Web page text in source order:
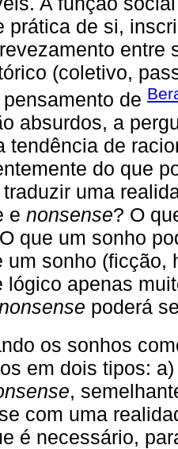
prática de si,
entre
(coletivo,
de
absurdos, a
tendência de
do que
uma
e nonsense? O
que um sonho
um sonho (ficção,
lógico apenas
poderá
os sonhos
em dois tipos:
,
com uma
é necessário,